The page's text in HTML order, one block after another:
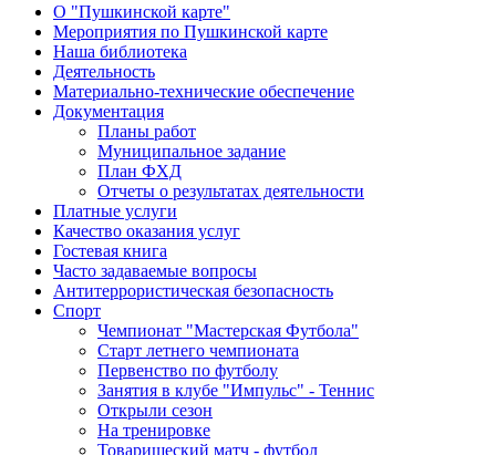
О "Пушкинской карте"
Мероприятия по Пушкинской карте
Наша библиотека
Деятельность
Материально-технические обеспечение
Документация
Планы работ
Муниципальное задание
План ФХД
Отчеты о результатах деятельности
Платные услуги
Качество оказания услуг
Гостевая книга
Часто задаваемые вопросы
Антитеррористическая безопасность
Спорт
Чемпионат "Мастерская Футбола"
Старт летнего чемпионата
Первенство по футболу
Занятия в клубе "Импульс" - Теннис
Открыли сезон
На тренировке
Товарищеский матч - футбол